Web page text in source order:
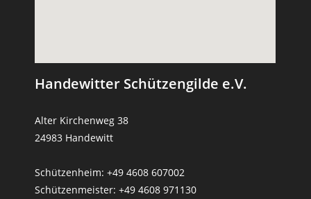
Handewitter Schützengilde e.V.
Alter Kirchenweg 38
24983 Handewitt
Schützenheim: +49 4608 607002
Schützenmeister: +49 4608 971130